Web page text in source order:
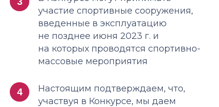
участие спортивные сооружения,
введенные в эксплуатацию
не позднее июня 2023 г. и
на которых проводятся спортивно-
массовые мероприятия
4
Настоящим подтверждаем, что,
участвуя в Конкурсе, мы даем